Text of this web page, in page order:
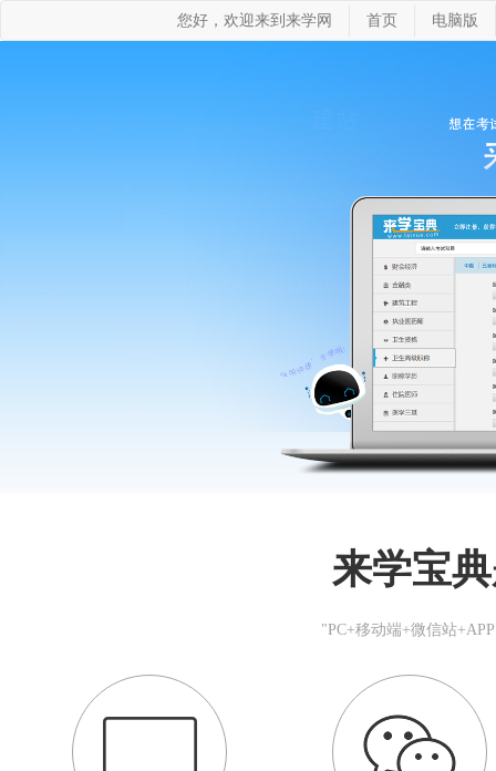
您好，欢迎来到来学网 首页 电脑版
来学宝
"PC+移动端+微信站